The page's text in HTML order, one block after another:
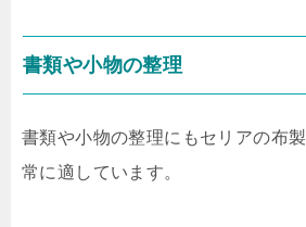
書類や小物の整理
書類や小物の整理にもセリアの布
常に適しています。